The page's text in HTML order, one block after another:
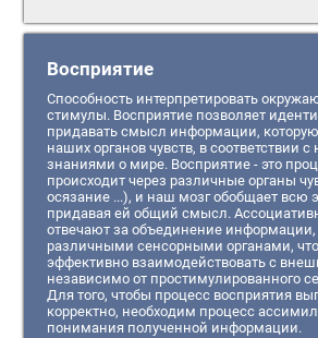
Восприятие
Способность интерпретировать
стимулы. Восприятие позволяет
придавать смысл информации,
наших органов чувств, в соответствии
знаниями о мире. Восприятие - это
происходит через различные органы
осязание ...), и наш мозг обобщает всю
придавая ей общий смысл.
отвечают за объединение
различными сенсорными органами,
эффективно взаимодействовать с
независимо от простимулированного
Для того, чтобы процесс восприятия
корректно, необходим процесс
понимания полученной информации.